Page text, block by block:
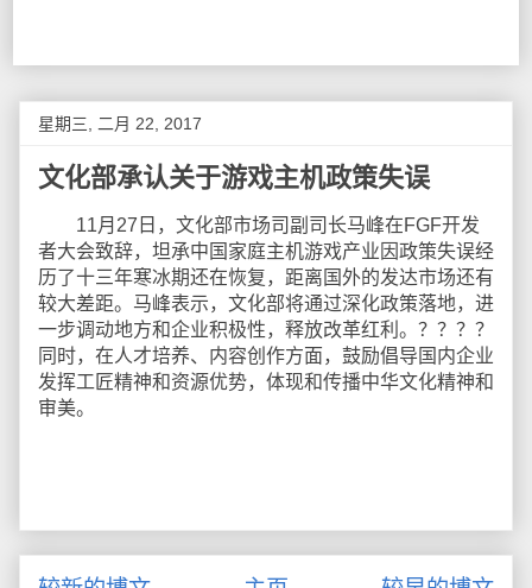
星期三, 二月 22, 2017
文化部承认关于游戏主机政策失误
11月27日，文化部市场司副司长马峰在FGF开发
者大会致辞，坦承中国家庭主机游戏产业因政策失误经
历了十三年寒冰期还在恢复，距离国外的发达市场还有
较大差距。马峰表示，文化部将通过深化政策落地，进
一步调动地方和企业积极性，释放改革红利。？？？？
同时，在人才培养、内容创作方面，鼓励倡导国内企业
发挥工匠精神和资源优势，体现和传播中华文化精神和
审美。